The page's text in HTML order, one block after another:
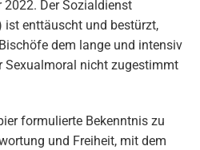
2022. Der Sozialdienst
ist enttäuscht und bestürzt,
dem lange und intensiv
Sexualmoral nicht zugestimmt
formulierte Bekenntnis zu
und Freiheit, mit dem